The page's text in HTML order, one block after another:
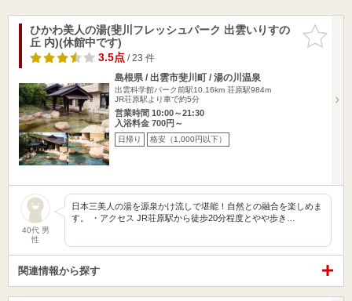
お気に入
りに追加
ひかわ美人の湯(斐川フレッシュパーク 出雲いりすの
丘 内)(休館中です)
3.5点/ 23 件
島根県 / 出雲市斐川町 / 湯の川温泉
出雲科学館パーク前駅10.16km 荘原駅984m
JR荘原駅より車で約5分
営業時間 10:00～21:30
入浴料金 700円～
日帰り 格安（1,000円以下）
40代 男
性
日本三美人の湯を源泉かけ流しで堪能！自然との融合を楽しめま
す。 ・アクセス JR荘原駅から徒歩20分程度とやや歩き…
関連情報から探す